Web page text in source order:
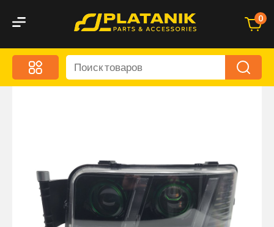
0
Меню
Акционные предложения
Оптика и светотехника
Брызговики
Запчасти кузова и зеркала